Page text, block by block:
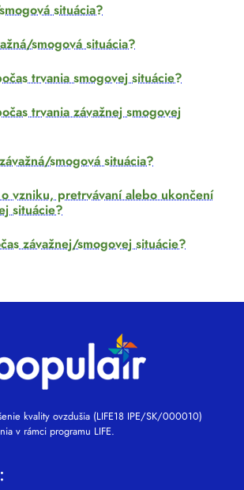
situácia?
smogová situácia?
trvania smogovej situácie?
trvania závažnej smogovej
smogová situácia?
vzniku, pretrvávaní alebo ukončení
situácie?
závažnej/smogovej situácie?
kvality ovzdušia (LIFE18 IPE/SK/000010)
v rámci programu LIFE.